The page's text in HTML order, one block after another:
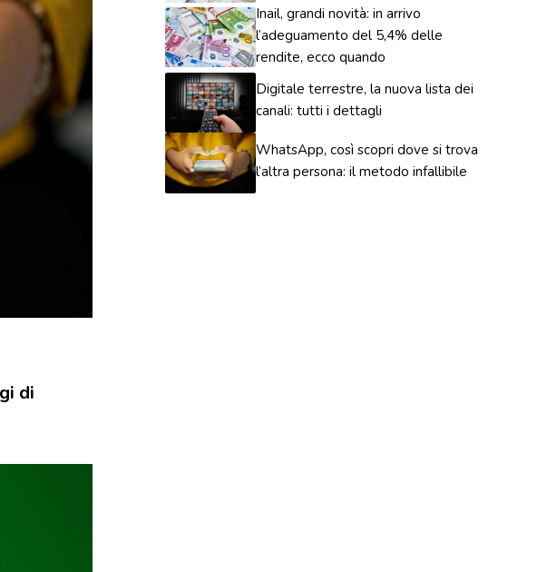
di
Inail, grandi novità: in arrivo
l’adeguamento del 5,4% delle
rendite, ecco quando
Digitale terrestre, la nuova lista dei
canali: tutti i dettagli
WhatsApp, così scopri dove si trova
l’altra persona: il metodo infallibile